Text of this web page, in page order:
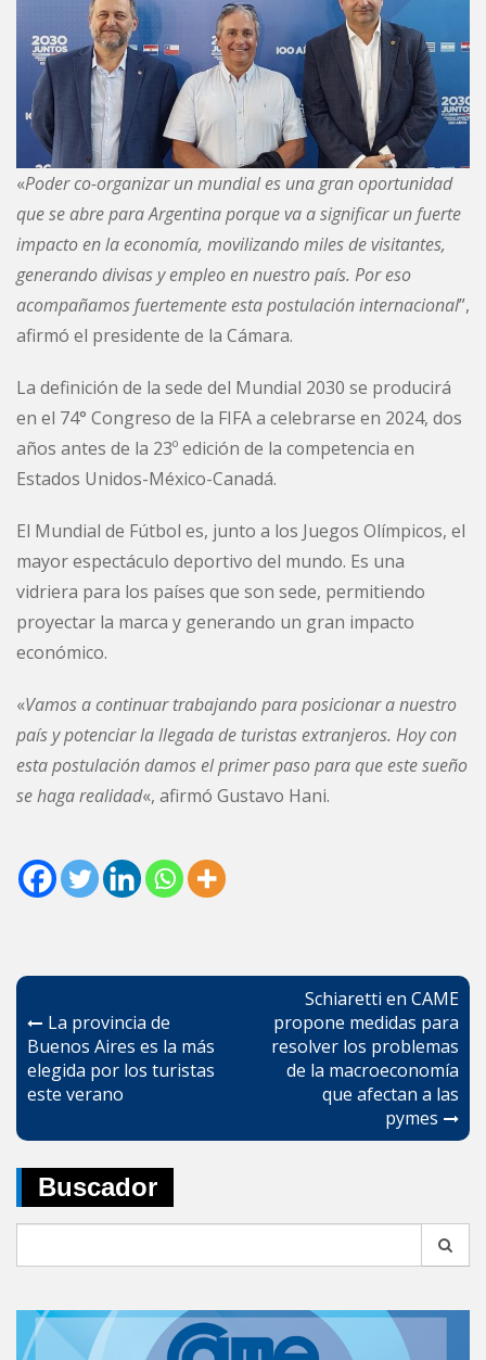
«Poder co-organizar un mundial es una gran oportunidad
que se abre para Argentina porque va a significar un fuerte
impacto en la economía, movilizando miles de visitantes,
generando divisas y empleo en nuestro país. Por eso
acompañamos fuertemente esta postulación internacional”,
afirmó el presidente de la Cámara.
La definición de la sede del Mundial 2030 se producirá
en el 74° Congreso de la FIFA a celebrarse en 2024, dos
años antes de la 23º edición de la competencia en
Estados Unidos-México-Canadá.
El Mundial de Fútbol es, junto a los Juegos Olímpicos, el
mayor espectáculo deportivo del mundo. Es una
vidriera para los países que son sede, permitiendo
proyectar la marca y generando un gran impacto
económico.
«Vamos a continuar trabajando para posicionar a nuestro
país y potenciar la llegada de turistas extranjeros. Hoy con
esta postulación damos el primer paso para que este sueño
se haga realidad«, afirmó Gustavo Hani.
Navegación
de
entradas
La provincia de
Buenos Aires es la más
elegida por los turistas
este verano
Schiaretti en CAME
propone medidas para
resolver los problemas
de la macroeconomía
que afectan a las
pymes
Buscador